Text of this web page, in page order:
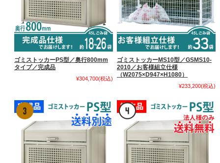
ゴミストッカーPS型／奥行800mm
タイプ／完成品
¥304,700(税込)
ゴミストッカーMS10型／GSMS10-
2010／お客様組立仕様
（W2075×D947×H1080）
¥233,200(税込)